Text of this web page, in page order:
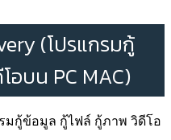
(โปรแกรมกู้
บน PC MAC)